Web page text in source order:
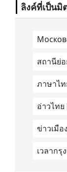
ลิงค์ที่เป็นมิ
สถานีย่
ภาษาไ
อ่าวไทย
ข่าวเมือ
เวลากรุ